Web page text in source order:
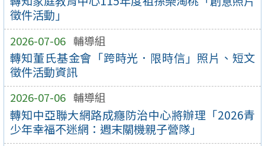
徵件活動」
2026-07-06 輔導組
轉知董氏基金會「跨時光．限時信」照片、短文
徵件活動資訊
2026-07-06 輔導組
轉知中亞聯大網路成癮防治中心將辦理「2026青
少年幸福不迷網：週末關機親子營隊」